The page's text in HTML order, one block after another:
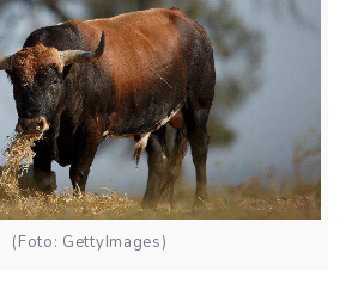
(Foto: GettyImages)